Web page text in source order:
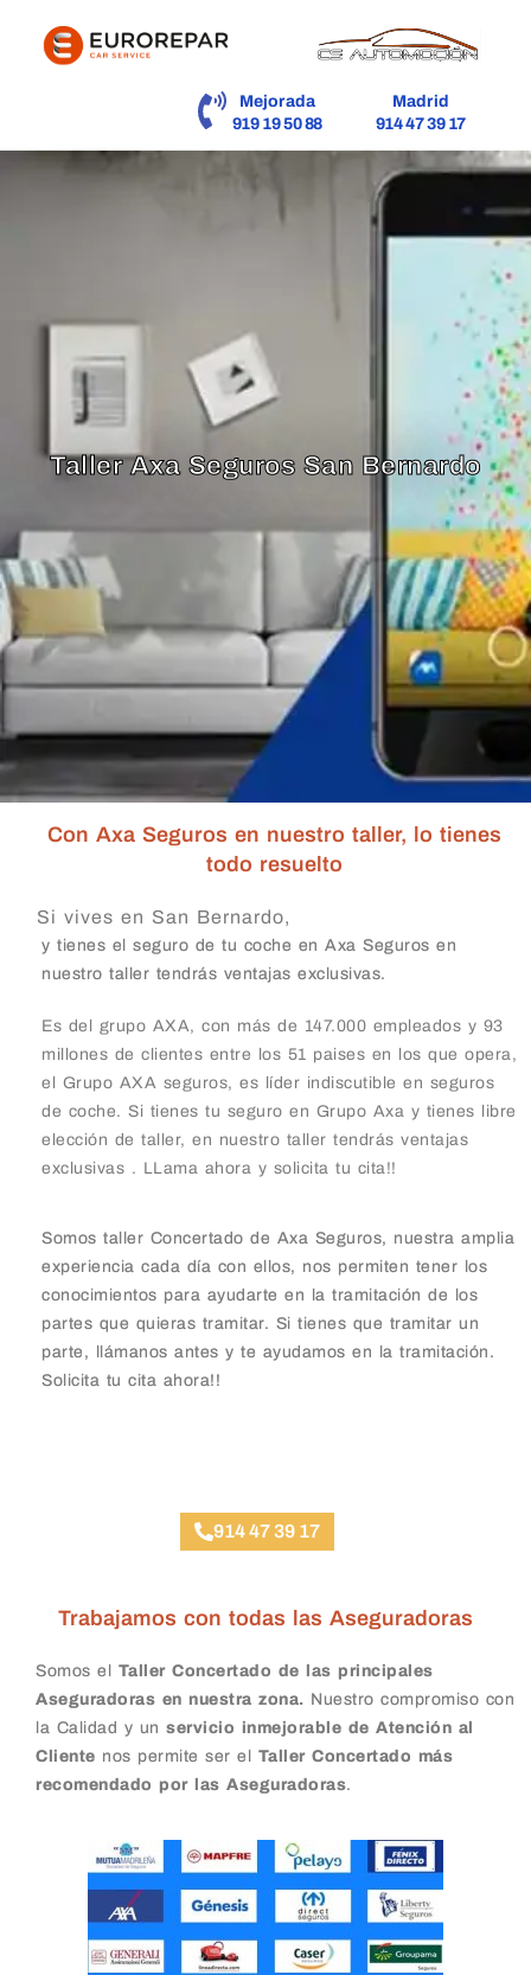
Mejorada
919 19 50 88
Madrid
914 47 39 17
Taller Axa Seguros San Bernardo
Con Axa Seguros en nuestro taller, lo tienes
todo resuelto
Si vives en San Bernardo,
y tienes el seguro de tu coche en Axa Seguros en
nuestro taller tendrás ventajas exclusivas.
Es del grupo AXA, con más de 147.000 empleados y 93
millones de clientes entre los 51 paises en los que opera,
el Grupo AXA seguros, es líder indiscutible en seguros
de coche. Si tienes tu seguro en Grupo Axa y tienes libre
elección de taller, en nuestro taller tendrás ventajas
exclusivas . LLama ahora y solicita tu cita!!
Somos taller Concertado de Axa Seguros, nuestra amplia
experiencia cada día con ellos, nos permiten tener los
conocimientos para ayudarte en la tramitación de los
partes que quieras tramitar. Si tienes que tramitar un
parte, llámanos antes y te ayudamos en la tramitación.
Solicita tu cita ahora!!
914 47 39 17
Trabajamos con todas las Aseguradoras
Somos el Taller Concertado de las principales
Aseguradoras en nuestra zona. Nuestro compromiso con
la Calidad y un servicio inmejorable de Atención al
Cliente nos permite ser el Taller Concertado más
recomendado por las Aseguradoras.